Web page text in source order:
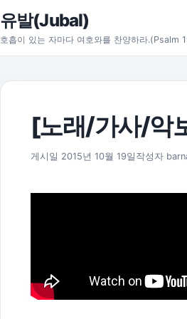
본문으로 건너뛰기
유발(Jubal)
호흡이 있는 자마다 여호와를 찬양하라.(Psalm
[노래/가사/악
게시일 2015년 10월 19일 2025년 11월
작성자